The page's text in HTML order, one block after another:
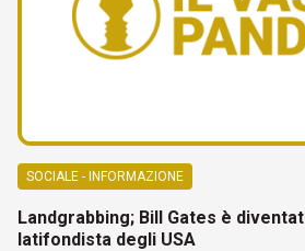
SOCIALE - INFORMAZIONE
Landgrabbing; Bill Gates è
latifondista degli USA